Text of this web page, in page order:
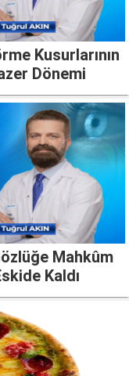
Kusurlarının
Dönemi
Mahkûm
Kaldı